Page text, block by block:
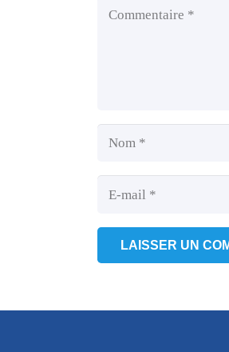
LAISSER UN